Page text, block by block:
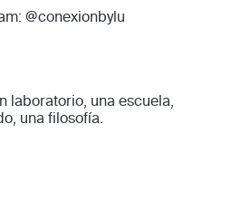
@conexionbylu
laboratorio, una escuela,
una filosofía.